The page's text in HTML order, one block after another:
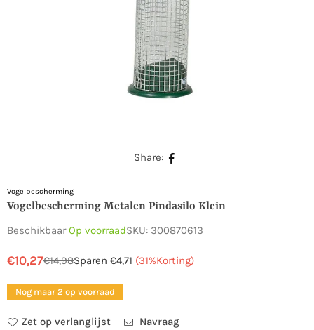
Share:
Vogelbescherming
Vogelbescherming Metalen Pindasilo Klein
BeschikbaarOp voorraadSKU: 300870613
Normale
prijs
€10,27€14,98Sparen €4,71 (31%Korting)
Nog maar 2 op voorraad
Zet op verlanglijst Navraag